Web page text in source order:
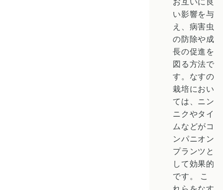
い影響を与
え、病害虫
の防除や成
長の促進を
図る方法で
す。なすの
栽培におい
ては、ニン
ニクやタイ
ムなどがコ
ンパニオン
プランツと
して効果的
です。
こ